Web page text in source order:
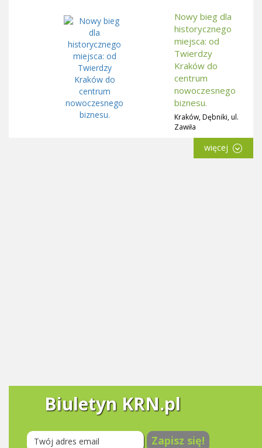
Nowy bieg dla
historycznego
miejsca: od
Twierdzy
Kraków do
centrum
nowoczesnego
biznesu.
Kraków, Dębniki, ul.
Zawiła
więcej
Biuletyn KRN.pl
Zapisz się!